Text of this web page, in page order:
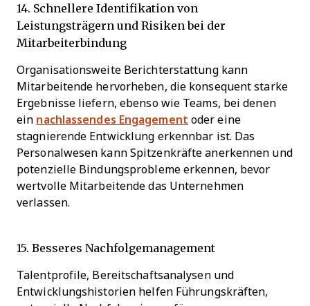
14. Schnellere Identifikation von
Leistungsträgern und Risiken bei der
Mitarbeiterbindung
Organisationsweite Berichterstattung kann
Mitarbeitende hervorheben, die konsequent starke
Ergebnisse liefern, ebenso wie Teams, bei denen
ein nachlassendes Engagement oder eine
stagnierende Entwicklung erkennbar ist. Das
Personalwesen kann Spitzenkräfte anerkennen und
potenzielle Bindungsprobleme erkennen, bevor
wertvolle Mitarbeitende das Unternehmen
verlassen.
15. Besseres Nachfolgemanagement
Talentprofile, Bereitschaftsanalysen und
Entwicklungshistorien helfen Führungskräften,